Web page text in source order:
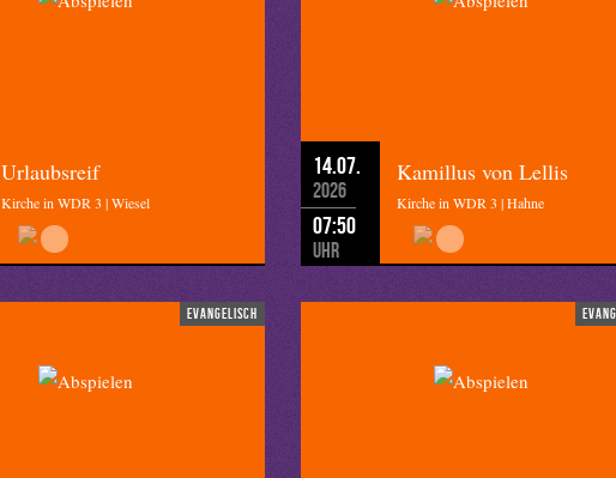
Urlaubsreif
Kirche in WDR 3 | Wiesel
14.07.
2026
07:50
Uhr
Kamillus von Lellis
Kirche in WDR 3 | Hahne
evangelisch